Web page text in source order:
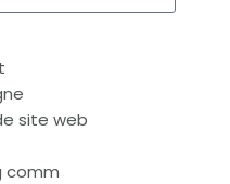
site web
comm